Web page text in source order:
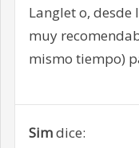
Langlet o, desde
muy
mismo tiempo)
Simdice: